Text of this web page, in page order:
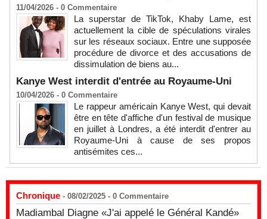
11/04/2026 - 0 Commentaire
La superstar de TikTok, Khaby Lame, est
actuellement la cible de spéculations virales
sur les réseaux sociaux. Entre une supposée
procédure de divorce et des accusations de
dissimulation de biens au...
Kanye West interdit d'entrée au Royaume-Uni
10/04/2026 - 0 Commentaire
Le rappeur américain Kanye West, qui devait
être en tête d'affiche d'un festival de musique
en juillet à Londres, a été interdit d'entrer au
Royaume-Uni à cause de ses propos
antisémites ces...
Chronique - 08/02/2025 - 0 Commentaire
Madiambal Diagne «J'ai appelé le Général Kandé»